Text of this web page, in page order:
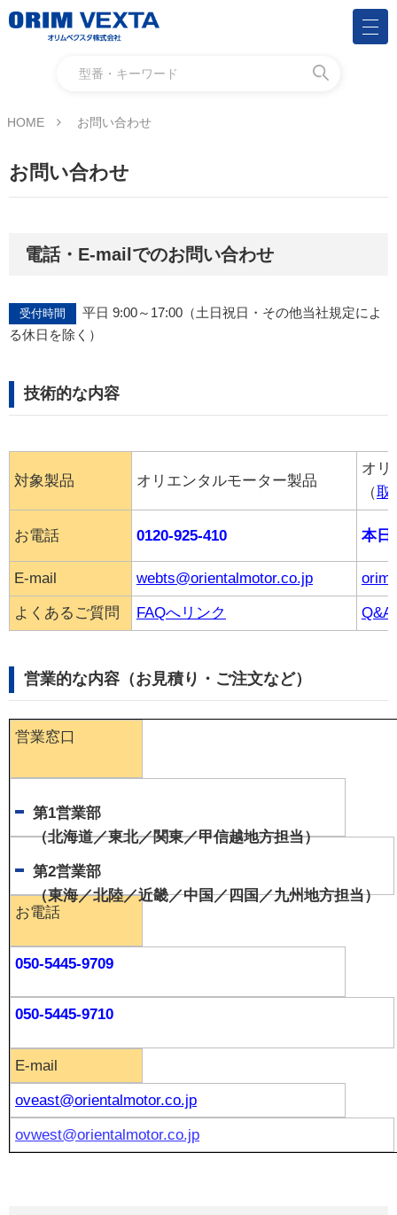
HOME お問い合わせ
お問い合わせ
電話・E-mailでのお問い合わせ
受付時間
平日 9:00～17:00（土日祝日・その他当社規定によ
る休日を除く）
技術的な内容
対象製品 オリエンタルモーター製品
オリ
（取
お電話 0120-925-410 本日
E-mail webts@orientalmotor.co.jp
よくあるご質問 FAQへリンク Q&A
営業的な内容（お見積り・ご注文など）
営業窓口
第1営業部
（北海道／東北／関東／甲信越地方担当）
第2営業部
（東海／北陸／近畿／中国／四国／九州地方担当）
お電話
050-5445-9709
050-5445-9710
E-mail
oveast@orientalmotor.co.jp
ovwest@orientalmotor.co.jp